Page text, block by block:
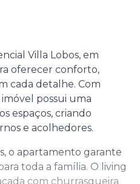
Villa Lobos, em
oferecer conforto,
cada detalhe. Com
imóvel possui uma
espaços, criando
e acolhedores.
o apartamento garante
toda a família. O living
com churrasqueira